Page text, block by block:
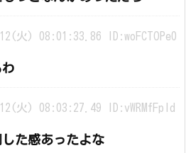
火) 08:01:33.86 ID:woFCTOPe0
火) 08:03:27.49 ID:vWRMfFpId
た感あったよな